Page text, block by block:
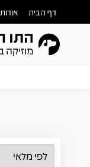
דף הבית אודות